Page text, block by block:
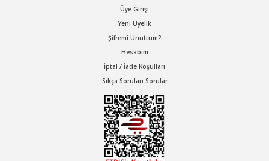
Üye Girişi
Yeni Üyelik
Şifremi Unuttum?
Hesabım
İptal / İade Koşulları
Sıkça Sorulan Sorular